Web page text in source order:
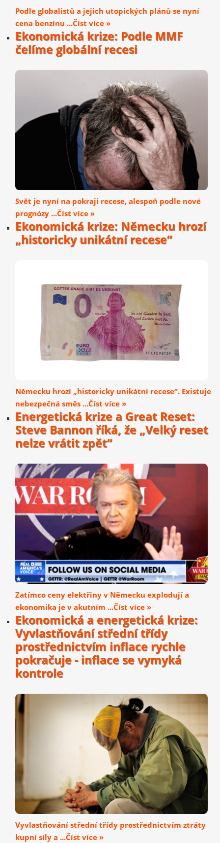
Podle globalistů a jejich utopických plánů se nyní
cena benzínu ...Číst více »
Ekonomická krize: Podle MMF
čelíme globální recesi
Svět je nyní na pokraji recese, alespoň podle nové
prognózy ...Číst více »
Ekonomická krize: Německu hrozí
„historicky unikátní recese“
Německu hrozí „historicky unikátní recese“. Existuje
nebezpečná směs ...Číst více »
Energetická krize a Great Reset:
Steve Bannon říká, že „Velký reset
nelze vrátit zpět“
Zatímco ceny elektřiny v Německu explodují a
ekonomika je v akutním ...Číst více »
Ekonomická a energetická krize:
Vyvlastňování střední třídy
prostřednictvím inflace rychle
pokračuje - inflace se vymyká
kontrole
Vyvlastňování střední třídy prostřednictvím ztráty
kupní síly a ...Číst více »